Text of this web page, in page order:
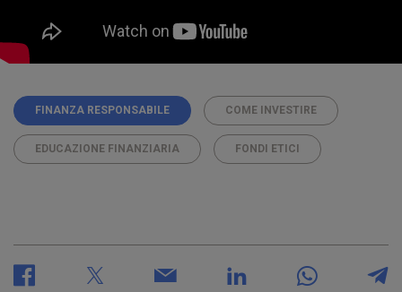
FINANZA RESPONSABILE COME INVESTIRE
EDUCAZIONE FINANZIARIA FONDI ETICI